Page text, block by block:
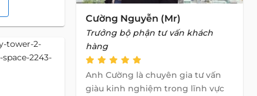
Cường Nguyễn (Mr)
Trưởng bộ phận tư vấn khách
hàng
Anh Cường là chuyên gia tư vấn
giàu kinh nghiệm trong lĩnh vực